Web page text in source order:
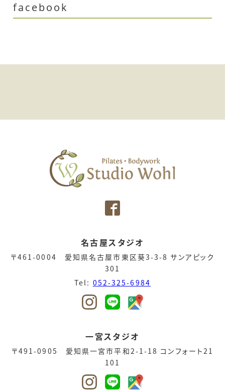
facebook
名古屋スタジオ
〒461-0004 愛知県名古屋市東区葵3-3-8 サンアピック
301
Tel: 052-325-6984
一宮スタジオ
〒491-0905 愛知県一宮市平和2-1-18 コンフォート21
101